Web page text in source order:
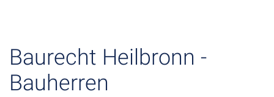
Baurecht Heilbronn -
Bauherren